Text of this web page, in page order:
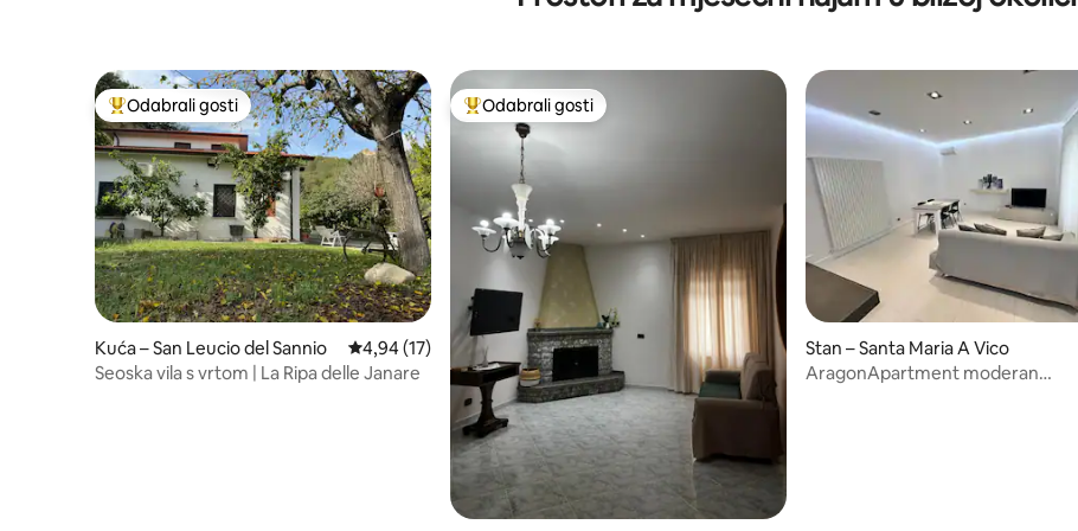
Među najviše rangiranima s oznakom „Odabrali gosti”
Odabrali gosti
Kuća – San Leucio del Sannio Prosječna ocjena: 4,94/5, recenzija: 17
4,94 (17)
Seoska vila s vrtom | La Ripa delle Janare
Među najviše rangiranima s oznakom „Odabrali gosti”
Odabrali gosti
Stan – Santa Maria A Vico
AragonApartment moderan